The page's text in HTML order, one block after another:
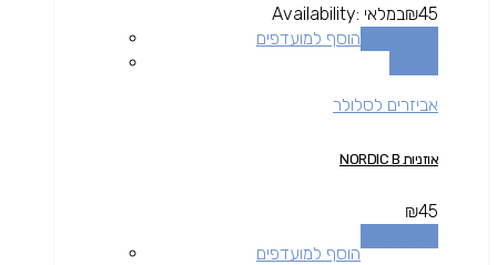
₪45
Availability: במלאי
הוסף למועדפים
אביזרים לסלולר
אוזניות NORDIC B
₪45
הוסף למועדפים